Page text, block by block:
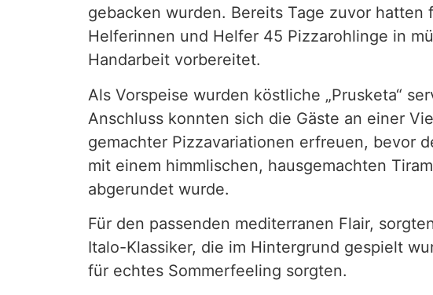
gebacken wurden. Bereits Tage zuvor hatten
Helferinnen und Helfer 45 Pizzarohlinge in
Handarbeit vorbereitet.
Als Vorspeise wurden köstliche „Prusketa“
Anschluss konnten sich die Gäste an einer
gemachter Pizzavariationen erfreuen, bevor
mit einem himmlischen, hausgemachten
abgerundet wurde.
Für den passenden mediterranen Flair,
Italo-Klassiker, die im Hintergrund gespielt
für echtes Sommerfeeling sorgten.